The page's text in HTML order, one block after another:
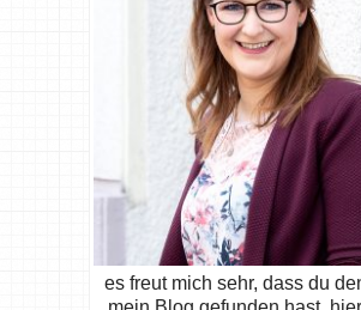
es freut mich sehr, dass du